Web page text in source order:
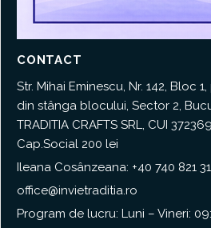
CONTACT
Str. Mihai Eminescu, Nr. 142, Bloc
din stânga blocului, Sector 2,
TRADITIA CRAFTS SRL, CUI
Cap.Social 200 lei
Ileana Cosânzeana: +40 740 821
office@invietraditia.ro
Program de lucru: Luni – Vineri: